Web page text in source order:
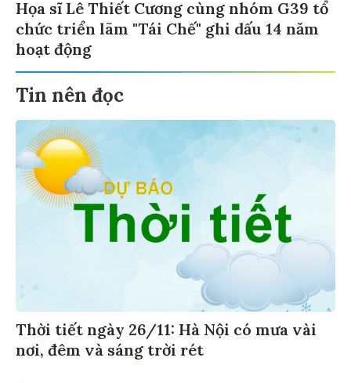
Họa sĩ Lê Thiết Cương cùng nhóm G39 tổ
chức triển lãm "Tái Chế" ghi dấu 14 năm
hoạt động
Tin nên đọc
Thời tiết ngày 26/11: Hà Nội có mưa vài
nơi, đêm và sáng trời rét